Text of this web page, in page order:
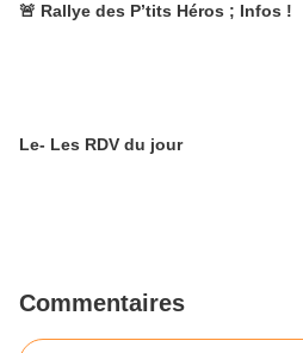
🚨 Rallye des P’tits Héros ; Infos !
Le- Les RDV du jour
Commentaires